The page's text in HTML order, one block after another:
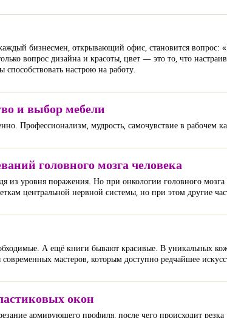
бизнесмен, открывающий офис, становится вопрос:
вопрос дизайна и красоты, цвет — это то, что
настрою на работу.
и выбор мебели
Профессионализм, мудрость, самочувствие в рабочем
головного мозга человека
из уровня поражения. Но при онкологии головного
центральной нервной системы, но при этом другие
А ещё книги бывают красивые. В уникальных
мастеров, которым доступно редчайшее
окон
армирующего профиля, после чего происходит